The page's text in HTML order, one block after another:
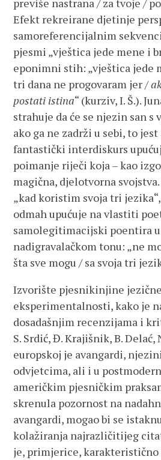
previše nastrana / za tvoje /
Efekt rekreirane djetinje
samoreferencijalnim
pjesmi „vještica jede mene i
eponimni stih: „vještica jede
tri dana ne progovaram jer /
postati istina“ (kurziv, I. Š.).
strahuje da će se njezin san
ako ga ne zadrži u sebi, to
fantastički interdiskurs
poimanje riječi koja – kao
magična, djelotvorna
„kad koristim svoja tri
odmah upućuje na vlastiti
samolegitimacijski poentira
nadigravalačkom tonu: „ne
šta sve mogu / sa svoja tri
Izvorište pjesnikinjine
eksperimentalnosti, kako je
dosadašnjim recenzijama i
S. Srdić, Đ. Krajišnik, B. Delać,
europskoj je avangardi,
odvjetcima, ali i u
američkim pjesničkim
skrenula pozornost na
avangardi, mogao bi se
kolažiranja najrazličitijeg
je, primjerice, karakteristično